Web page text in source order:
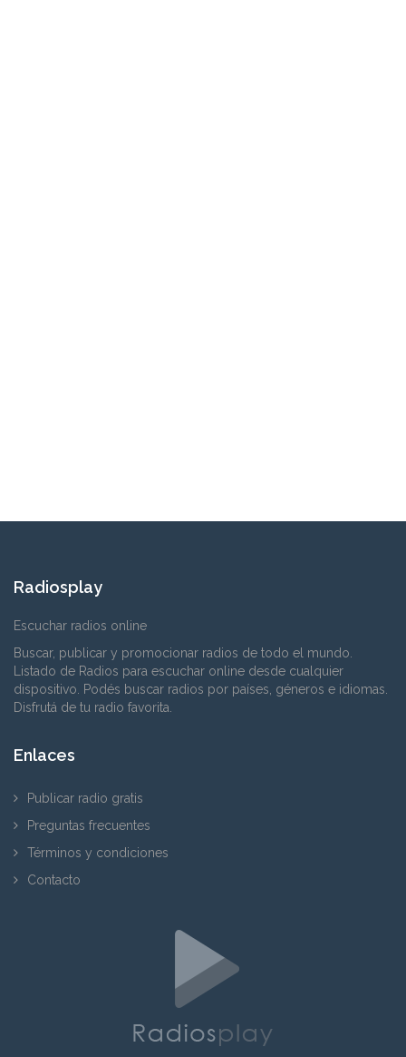
Radiosplay
Escuchar radios online
Buscar, publicar y promocionar radios de todo el mundo.
Listado de Radios para escuchar online desde cualquier
dispositivo. Podés buscar radios por países, géneros e idiomas.
Disfrutá de tu radio favorita.
Enlaces
Publicar radio gratis
Preguntas frecuentes
Términos y condiciones
Contacto